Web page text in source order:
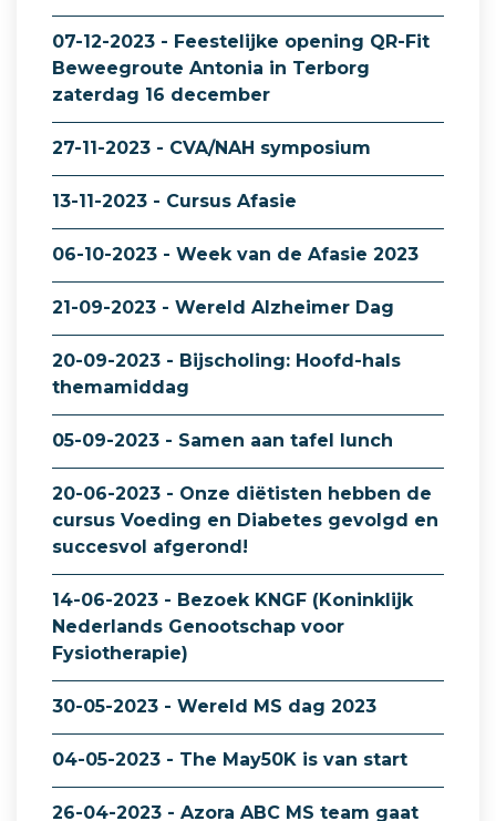
07-12-2023 - Feestelijke opening QR-Fit
Beweegroute Antonia in Terborg
zaterdag 16 december
27-11-2023 - CVA/NAH symposium
13-11-2023 - Cursus Afasie
06-10-2023 - Week van de Afasie 2023
21-09-2023 - Wereld Alzheimer Dag
20-09-2023 - Bijscholing: Hoofd-hals
themamiddag
05-09-2023 - Samen aan tafel lunch
20-06-2023 - Onze diëtisten hebben de
cursus Voeding en Diabetes gevolgd en
succesvol afgerond!
14-06-2023 - Bezoek KNGF (Koninklijk
Nederlands Genootschap voor
Fysiotherapie)
30-05-2023 - Wereld MS dag 2023
04-05-2023 - The May50K is van start
26-04-2023 - Azora ABC MS team gaat